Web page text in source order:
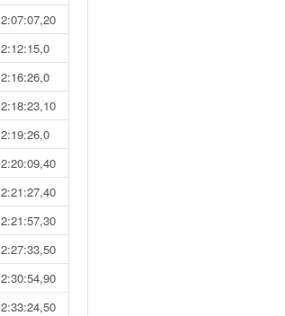
2:07:07,20
2:12:15,0
2:16:26,0
2:18:23,10
2:19:26,0
2:20:09,40
2:21:27,40
2:21:57,30
2:27:33,50
2:30:54,90
2:33:24,50